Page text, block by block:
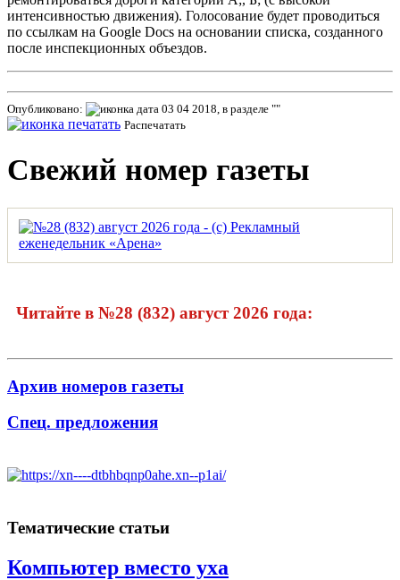
интенсивностью движения). Голосование будет проводиться
по ссылкам на Google Docs на основании списка, созданного
после инспекционных объездов.
Опубликовано:
03 04 2018, в разделе ""
Распечатать
Свежий номер газеты
Читайте в №28 (832) август 2026 года:
Архив номеров газеты
Спец. предложения
Тематические статьи
Компьютер вместо уха